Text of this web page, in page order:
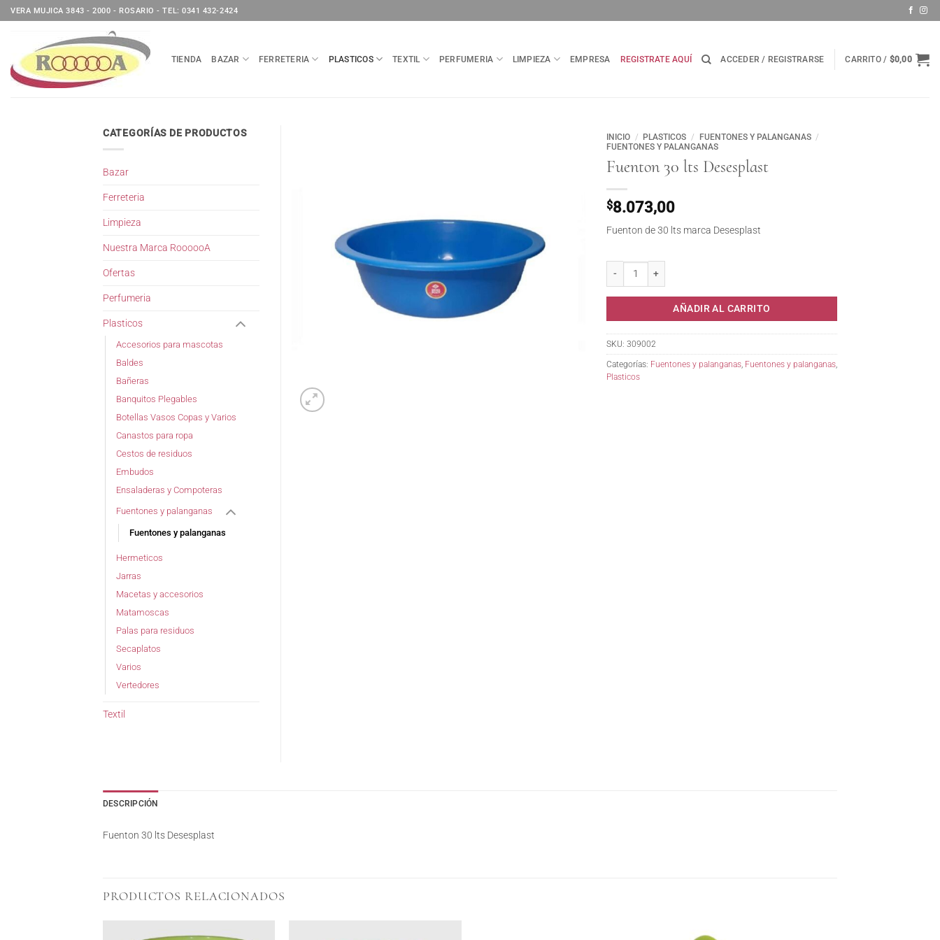
Saltar
al
VERA MUJICA 3843 - 2000 - ROSARIO - TEL: 0341 432-2424
TIENDA BAZAR FERRETERIA PLASTICOS TEXTIL PERFUMERIA LIMPIEZA EMPRESA REGISTRATE AQUÍ ACCEDER / REGISTRARSE CARRITO / $0,00
INICIO / PLASTICOS / FUENTONES Y PALANGANAS /
FUENTONES Y PALANGANAS
Fuenton 30 lts Desesplast
$8.073,00
Fuenton de 30 lts marca Desesplast
AÑADIR AL CARRITO
SKU: 309002
Categorías: Fuentones y palanganas, Fuentones y palanganas,
Plasticos
CATEGORÍAS DE PRODUCTOS
Bazar
Ferreteria
Limpieza
Nuestra Marca RoooooA
Ofertas
Perfumeria
Plasticos
Accesorios para mascotas
Baldes
Bañeras
Banquitos Plegables
Botellas Vasos Copas y Varios
Canastos para ropa
Cestos de residuos
Embudos
Ensaladeras y Compoteras
Fuentones y palanganas
Fuentones y palanganas
Hermeticos
Jarras
Macetas y accesorios
Matamoscas
Palas para residuos
Secaplatos
Varios
Vertedores
Textil
DESCRIPCIÓN
Fuenton 30 lts Desesplast
PRODUCTOS RELACIONADOS